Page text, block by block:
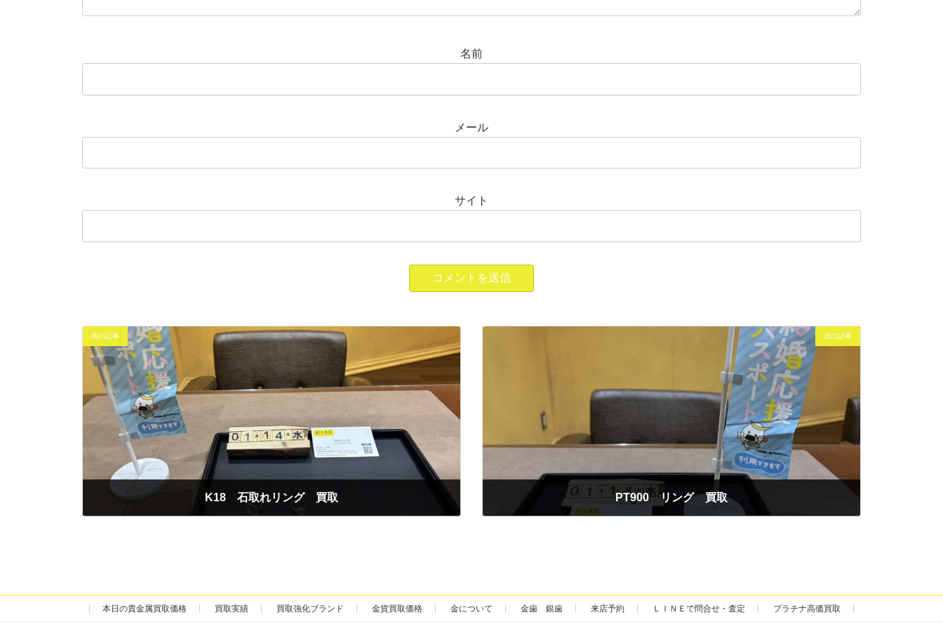
名前
メール
サイト
前の記事
K18 石取れリング 買取
次の記事
PT900 リング 買取
本日の貴金属買取価格 買取実績 買取強化ブランド 金貨買取価格 金について 金歯 銀歯 来店予約 ＬＩＮＥで問合せ・査定 プラチナ高価買取